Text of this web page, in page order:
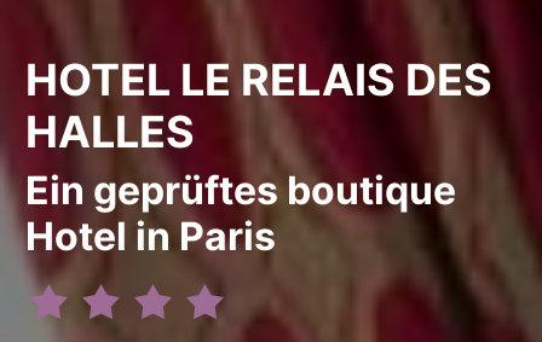
HOTEL LE RELAIS DES
HALLES
Ein geprüftes boutique
Hotel in Paris